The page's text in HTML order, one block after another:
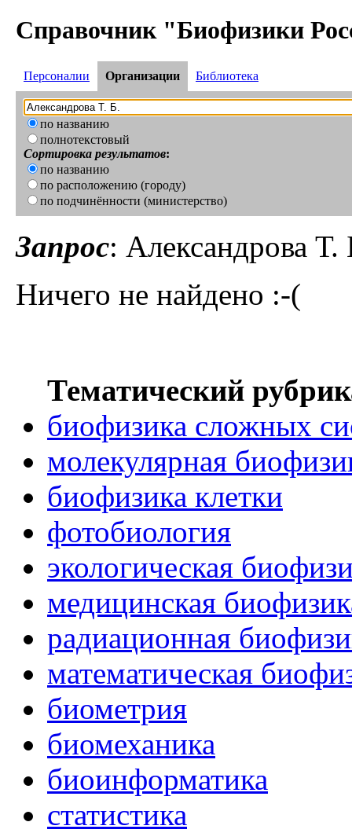
Справочник "Биофизики
Персоналии Организации Библиотека
по названию
полнотекстовый
Сортировка результатов:
по названию
по расположению (городу)
по подчинённости (министерство)
Запрос: Александрова Т.
Ничего не найдено :-(
Тематический
биофизика сложных
молекулярная
биофизика клетки
фотобиология
экологическая
медицинская
радиационная
математическая
биометрия
биомеханика
биоинформатика
статистика